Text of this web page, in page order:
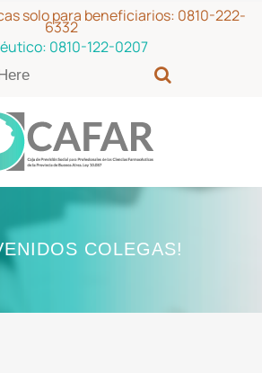
solo para beneficiarios: 0810-222-
6332
0810-122-0207
COLEGAS!